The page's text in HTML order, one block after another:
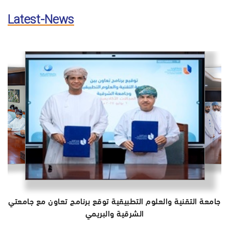
Latest-News
جامعة التقنية والعلوم التطبيقية توقع برنامج تعاون مع جامعتي
الشرقية والبريمي